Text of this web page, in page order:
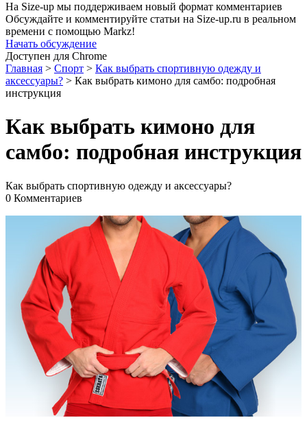
На Size-up мы поддерживаем новый формат комментариев
Обсуждайте и комментируйте статьи на Size-up.ru в реальном
времени с помощью Markz!
Начать обсуждение
Доступен для Chrome
Главная > Спорт > Как выбрать спортивную одежду и
аксессуары? > Как выбрать кимоно для самбо: подробная
инструкция
Как выбрать кимоно для
самбо: подробная инструкция
Как выбрать спортивную одежду и аксессуары?
0 Комментариев